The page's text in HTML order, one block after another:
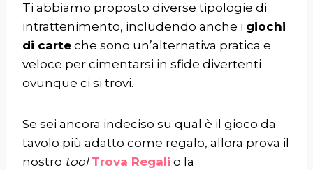
Ti abbiamo proposto diverse tipologie di
intrattenimento, includendo anche i giochi
di carte che sono un’alternativa pratica e
veloce per cimentarsi in sfide divertenti
ovunque ci si trovi.
Se sei ancora indeciso su qual è il gioco da
tavolo più adatto come regalo, allora prova il
nostro tool Trova Regali o la